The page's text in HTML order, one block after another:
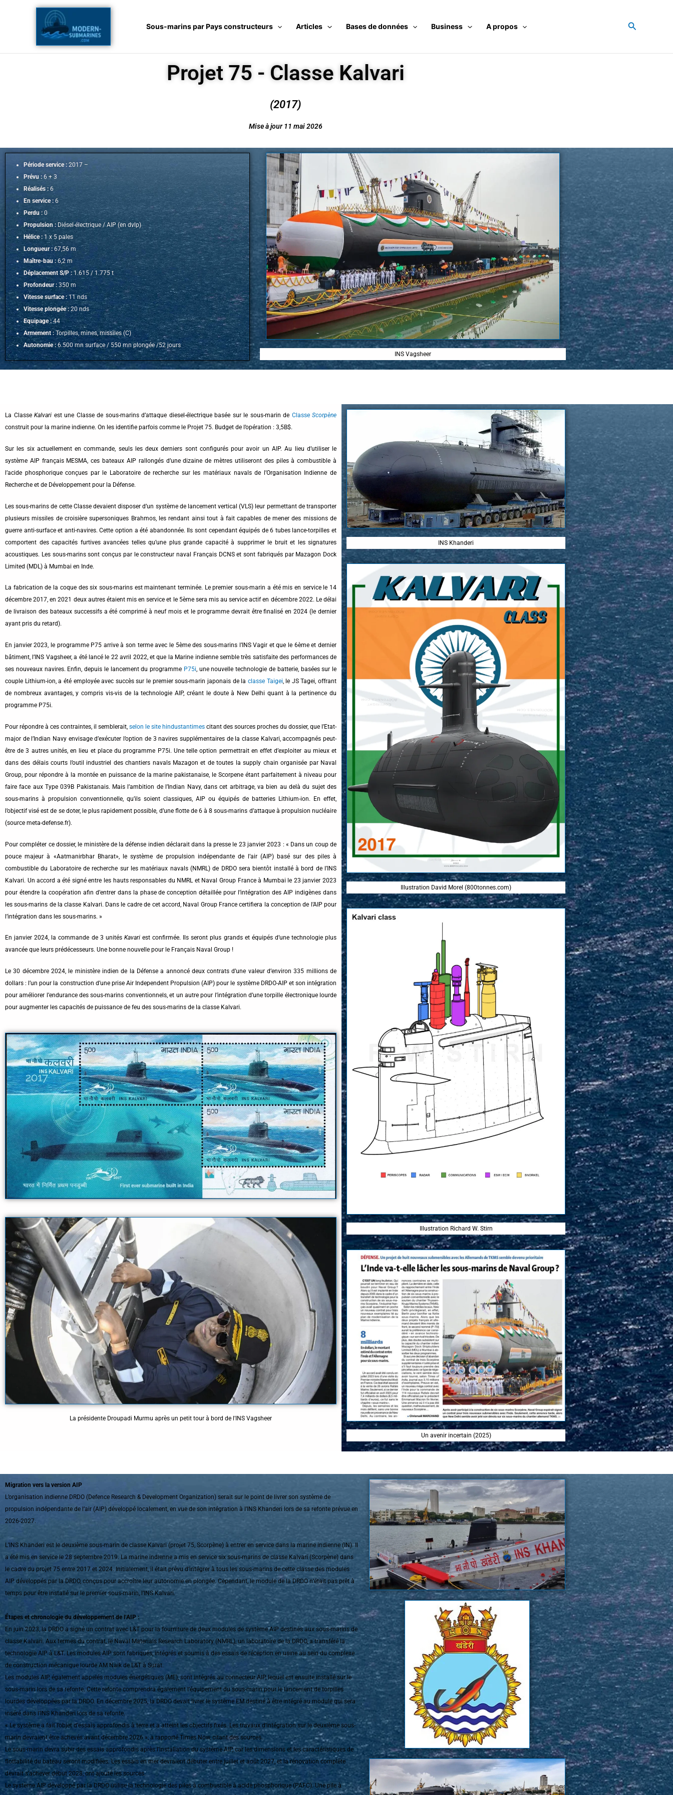
Sous-marins par Pays constructeurs Articles Bases de données Business A propos
Projet 75 - Classe Kalvari
(2017)
Mise à jour 11 mai 2026
Période service : 2017 –
Prévu : 6 + 3
Réalisés : 6
En service : 6
Perdu :0
Propulsion : Diésel-électrique / AIP (en dvlp)
Hélice :1 x 5 pales
Longueur :67,56 m
Maître-bau : 6,2 m
Déplacement S/P :1.615 / 1.775 t
Profondeur : 350 m
Vitesse surface :11 nds
Vitesse plongée :20 nds
Equipage :44
Armement :Torpilles, mines, missiles (C)
Autonomie :6.500 mn surface / 550 mn plongée /52 jours
INS Vagsheer
La ClasseKalvari est une Classe de sous-marins d’attaque diesel-électrique basée sur le sous-marin de ClasseScorpène
construit pour la marine indienne. On les identifie parfois comme le Projet 75. Budget de l’opération : 3,5B$.
Sur les six actuellement en commande, seuls les deux derniers sont configurés pour avoir un AIP. Au lieu d’utiliser le
système AIP français MESMA, ces bateaux AIP rallongés d’une dizaine de mètres utiliseront des piles à combustible à
l’acide phosphorique conçues par le Laboratoire de recherche sur les matériaux navals de l’Organisation Indienne de
Recherche et de Développement pour la Défense.
Les sous-marins de cette Classe devaient disposer d’un système de lancement vertical (VLS) leur permettant de transporter
plusieurs missiles de croisière supersoniques Brahmos, les rendant ainsi tout à fait capables de mener des missions de
guerre anti-surface et anti-navires. Cette option a été abandonnée. Ils sont cependant équipés de 6 tubes lance-torpilles et
comportent des capacités furtives avancées telles qu’une plus grande capacité à supprimer le bruit et les signatures
acoustiques. Les sous-marins sont conçus par le constructeur naval Français DCNS et sont fabriqués par Mazagon Dock
Limited (MDL) à Mumbai en Inde.
La fabrication de la coque des six sous-marins est maintenant terminée. Le premier sous-marin a été mis en service le 14
décembre 2017, en 2021 deux autres étaient mis en service et le 5ème sera mis au service actif en décembre 2022. Le délai
de livraison des bateaux successifs a été comprimé à neuf mois et le programme devrait être finalisé en 2024 (le dernier
ayant pris du retard).
En janvier 2023, le programme P75 arrive à son terme avec le 5ème des sous-marins l’INS Vagir et que le 6ème et dernier
bâtiment, l’INS Vagsheer, a été lancé le 22 avril 2022, et que la Marine indienne semble très satisfaite des performances de
ses nouveaux navires. Enfin, depuis le lancement du programme P75i, une nouvelle technologie de batterie, basées sur le
couple Lithium-ion, a été employée avec succès sur le premier sous-marin japonais de la classe Taigei, le JS Tagei, offrant
de nombreux avantages, y compris vis-vis de la technologie AIP, créant le doute à New Delhi quant à la pertinence du
programme P75i.
Pour répondre à ces contraintes, il semblerait,selon le site hindustantimes citant des sources proches du dossier, que l’Etat-
major de l’Indian Navy envisage d’exécuter l’option de 3 navires supplémentaires de la classe Kalvari, accompagnés peut-
être de 3 autres unités, en lieu et place du programme P75i. Une telle option permettrait en effet d’exploiter au mieux et
dans des délais courts l’outil industriel des chantiers navals Mazagon et de toutes la supply chain organisée par Naval
Group, pour répondre à la montée en puissance de la marine pakistanaise, le Scorpene étant parfaitement à niveau pour
faire face aux Type 039B Pakistanais. Mais l’ambition de l’Indian Navy, dans cet arbitrage, va bien au delà du sujet des
sous-marins à propulsion conventionnelle, qu’ils soient classiques, AIP ou équipés de batteries Lithium-ion. En effet,
l’objectif visé est de se doter, le plus rapidement possible, d’une flotte de 6 à 8 sous-marins d’attaque à propulsion nucléaire
(source meta-defense.fr).
Pour compléter ce dossier, le ministère de la défense indien déclarait dans la presse le 23 janvier 2023 : « Dans un coup de
pouce majeur à «Aatmanirbhar Bharat», le système de propulsion indépendante de l’air (AIP) basé sur des piles à
combustible du Laboratoire de recherche sur les matériaux navals (NMRL) de DRDO sera bientôt installé à bord de l’INS
Kalvari. Un accord a été signé entre les hauts responsables du NMRL et Naval Group France à Mumbai le 23 janvier 2023
pour étendre la coopération afin d’entrer dans la phase de conception détaillée pour l’intégration des AIP indigènes dans
les sous-marins de la classe Kalvari. Dans le cadre de cet accord, Naval Group France certifiera la conception de l’AIP pour
l’intégration dans les sous-marins. »
En janvier 2024, la commande de 3 unités Kavariest confirmée. Ils seront plus grands et équipés d’une technologie plus
avancée que leurs prédécesseurs. Une bonne nouvelle pour le Français Naval Group !
Le 30 décembre 2024, le ministère indien de la Défense a annoncé deux contrats d’une valeur d’environ 335 millions de
dollars : l’un pour la construction d’une prise Air Independent Propulsion (AIP) pour le système DRDO-AIP et son intégration
pour améliorer l’endurance des sous-marins conventionnels, et un autre pour l’intégration d’une torpille électronique lourde
pour augmenter les capacités de puissance de feu des sous-marins de la classe Kalvari.
La présidente Droupadi Murmu après un petit tour à bord de l'INS Vagsheer
INS Khanderi
Illustration David Morel (800tonnes.com)
Illustration Richard W. Stirn
Un avenir incertain (2025)
Migration vers la version AIP
L’organisation indienne DRDO (Defence Research & Development Organization) serait sur le point de livrer son système de
propulsion indépendante de l’air (AIP) développé localement, en vue de son intégration à l’INS Khanderi lors de sa refonte prévue en
2026-2027.
L’INS Khanderi est le deuxième sous-marin de classe Kalvari (projet 75, Scorpène) à entrer en service dans la marine indienne (IN). Il
a été mis en service le 28 septembre 2019. La marine indienne a mis en service six sous-marins de classe Kalvari (Scorpène) dans
le cadre du projet 75 entre 2017 et 2024. Initialement, il était prévu d’intégrer à tous les sous-marins de cette classe des modules
AIP développés par la DRDO, conçus pour accroître leur autonomie en plongée. Cependant, le module de la DRDO n’était pas prêt à
temps pour être installé sur le premier sous-marin, l’INS Kalvari.
Étapes et chronologie du développement de l’AIP :
En juin 2023, la DRDO a signé un contrat avec L&T pour la fourniture de deux modules de système AIP destinés aux sous-marins de
classe Kalvari. Aux termes du contrat, le Naval Materials Research Laboratory (NMRL), un laboratoire de la DRDO, a transféré la
technologie AIP à L&T. Les modules AIP sont fabriqués, intégrés et soumis à des essais de réception en usine au sein du complexe
de construction mécanique lourde AM Naik de L&T à Surat.
Les modules AIP, également appelés modules énergétiques (ME), sont intégrés au connecteur AIP, lequel est ensuite installé sur le
sous-marin lors de sa refonte. Cette refonte comprendra également l’équipement du sous-marin pour le lancement de torpilles
lourdes développées par la DRDO. En décembre 2025, la DRDO devait livrer le système EM destiné à être intégré au module qui sera
inséré dans l’INS Khanderi lors de sa refonte.
« Le système a fait l’objet d’essais approfondis à terre et a atteint les objectifs fixés. Les travaux d’intégration sur le deuxième sous-
marin devraient être achevés avant décembre 2026 », a rapporté Times Now, citant des sources.
Le sous-marin devra subir des essais approfondis après l’installation du système AIP, car les dimensions et les caractéristiques de
flottabilité du bateau seront modifiées. Les essais en mer devraient débuter entre juillet et août 2027, et la rénovation complète
devrait s’achever début 2028, ont ajouté les sources.
Le système AIP développé par la DRDO utilise la technologie des piles à combustible à acide phosphorique (PAFC). Une pile à